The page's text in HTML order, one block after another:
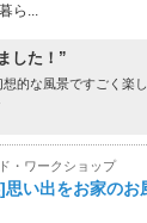
ら...
した！”
的な風景ですごく楽
・ワークショップ
い出をお家のお